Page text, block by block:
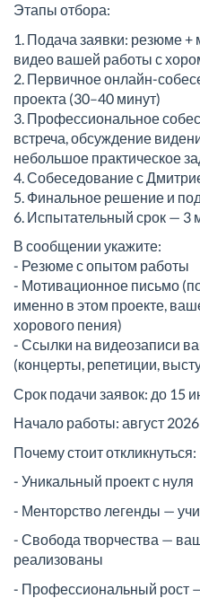
Этапы отбора:
1. Подача заявки: резюме
видео вашей работы с
2. Первичное онлайн-
проекта (30–40 минут)
3. Профессиональное
встреча, обсуждение
небольшое практическое
4. Собеседование с
5. Финальное решение и
6. Испытательный срок — 3
В сообщении укажите:
- Резюме с опытом работы
- Мотивационное письмо
именно в этом проекте,
хорового пения)
- Ссылки на видеозаписи
(концерты, репетиции,
Срок подачи заявок: до 15
Начало работы: август 2026
Почему стоит откликнуться:
- Уникальный проект с нуля
- Менторство легенды —
- Свобода творчества —
реализованы
- Профессиональный рост